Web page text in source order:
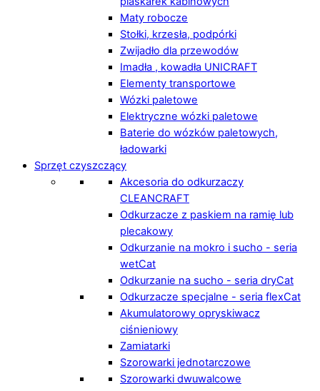
Maty robocze
Stołki, krzesła, podpórki
Zwijadło dla przewodów
Imadła , kowadła UNICRAFT
Elementy transportowe
Wózki paletowe
Elektryczne wózki paletowe
Baterie do wózków paletowych,
ładowarki
Sprzęt czyszczący
Akcesoria do odkurzaczy
CLEANCRAFT
Odkurzacze z paskiem na ramię lub
plecakowy
Odkurzanie na mokro i sucho - seria
wetCat
Odkurzanie na sucho - seria dryCat
Odkurzacze specjalne - seria flexCat
Akumulatorowy opryskiwacz
ciśnieniowy
Zamiatarki
Szorowarki jednotarczowe
Szorowarki dwuwalcowe